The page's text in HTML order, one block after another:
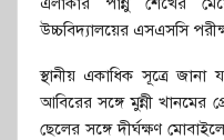
উচ্চবিদ্যালয়ের এসএসসি
স্থানীয় একাধিক সূত্রে
আবিরের সঙ্গে মুন্নী খানমের
ছেলের সঙ্গে দীর্ঘক্ষণ